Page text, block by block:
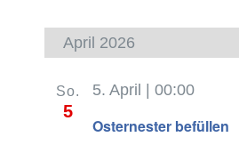
April 2026
So.
5
Osternester befüllen
5. April | 00:00